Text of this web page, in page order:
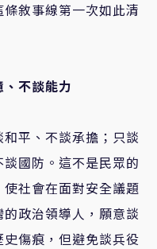
敘事線第一次如此清
不談能力
平、不談承擔；只談
國防。這不是民眾的
社會在面對安全議題
政治領導人，願意談
傷痕，但避免談兵役